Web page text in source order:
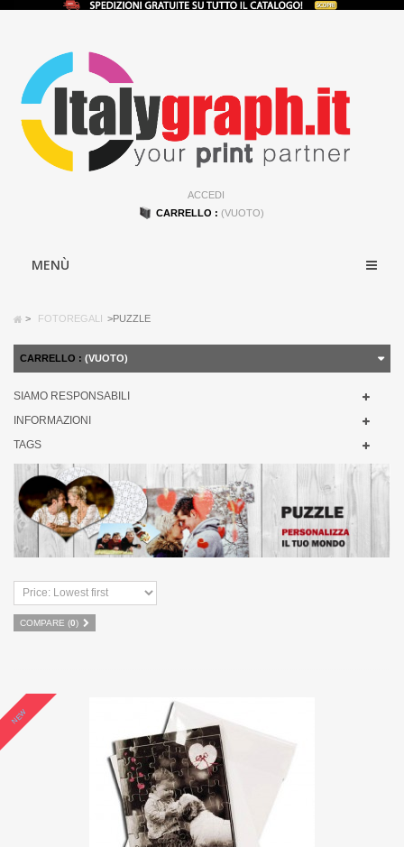
ACCEDI
CARRELLO : (VUOTO)
MENÙ
> FOTOREGALI >PUZZLE
CARRELLO : (VUOTO)
SIAMO RESPONSABILI
INFORMAZIONI
TAGS
COMPARE (0)
NEW